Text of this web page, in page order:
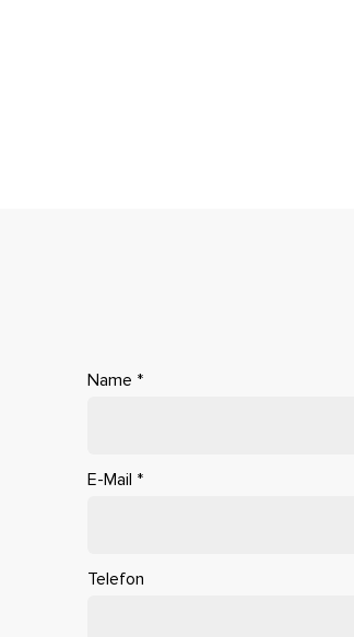
Name *
E-Mail *
Telefon